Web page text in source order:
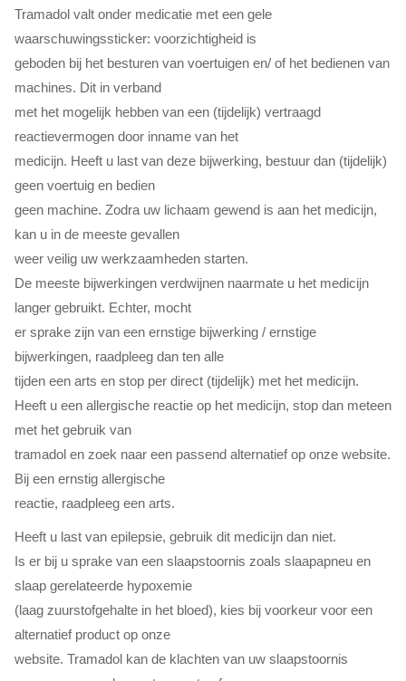
Tramadol valt onder medicatie met een gele
waarschuwingssticker: voorzichtigheid is
geboden bij het besturen van voertuigen en/ of het bedienen van
machines. Dit in verband
met het mogelijk hebben van een (tijdelijk) vertraagd
reactievermogen door inname van het
medicijn. Heeft u last van deze bijwerking, bestuur dan (tijdelijk)
geen voertuig en bedien
geen machine. Zodra uw lichaam gewend is aan het medicijn,
kan u in de meeste gevallen
weer veilig uw werkzaamheden starten.
De meeste bijwerkingen verdwijnen naarmate u het medicijn
langer gebruikt. Echter, mocht
er sprake zijn van een ernstige bijwerking / ernstige
bijwerkingen, raadpleeg dan ten alle
tijden een arts en stop per direct (tijdelijk) met het medicijn.
Heeft u een allergische reactie op het medicijn, stop dan meteen
met het gebruik van
tramadol en zoek naar een passend alternatief op onze website.
Bij een ernstig allergische
reactie, raadpleeg een arts.
Heeft u last van epilepsie, gebruik dit medicijn dan niet.
Is er bij u sprake van een slaapstoornis zoals slaapapneu en
slaap gerelateerde hypoxemie
(laag zuurstofgehalte in het bloed), kies bij voorkeur voor een
alternatief product op onze
website. Tramadol kan de klachten van uw slaapstoornis